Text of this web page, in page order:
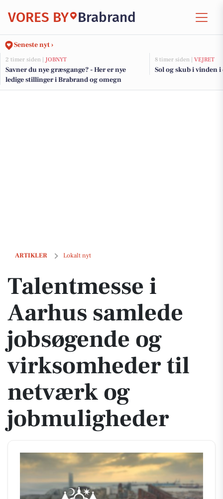
VORES BY Brabrand
Seneste nyt ›
2 timer siden | JOBNYT
Savner du nye græsgange? - Her er nye
ledige stillinger i Brabrand og omegn
8 timer siden | VEJRET
Sol og skub i vinden i
ARTIKLER Lokalt nyt
Talentmesse i Aarhus samlede jobsøgende og virksomheder til
Talentmesse i
Aarhus samlede
jobsøgende og
virksomheder til
netværk og
jobmuligheder